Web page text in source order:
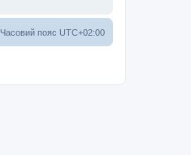
Часовий пояс UTC+02:00